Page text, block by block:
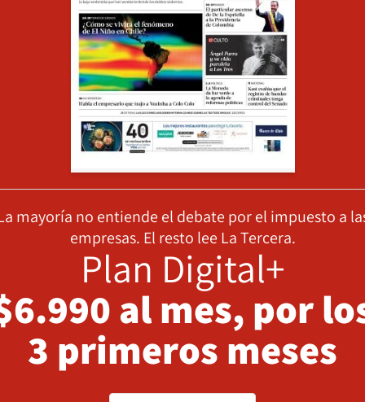
mayoría no entiende el debate por el impuesto a
empresas. El resto lee La Tercera.
Plan Digital+
al mes, por
3 primeros meses